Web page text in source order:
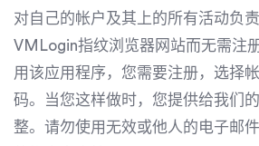
对自己的帐户及其上的所有活动负
VMLogin指纹浏览器网站而无需注
用该应用程序，您需要注册，选择
码。当您这样做时，您提供给我们
整。请勿使用无效或他人的电子邮